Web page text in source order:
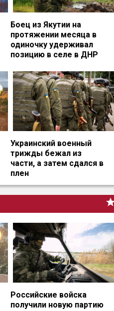
Боец из Якутии на
протяжении месяца в
одиночку удерживал
позицию в селе в ДНР
Украинский военный
трижды бежал из
части, а затем сдался в
плен
Российские войска
получили новую партию